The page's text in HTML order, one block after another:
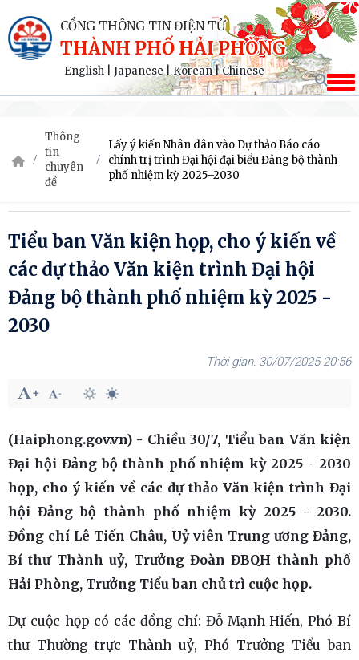
CỔNG THÔNG TIN ĐIỆN TỬ
THÀNH PHỐ HẢI PHÒNG
English Japanese|Korean|Chinese
Thông
tin
chuyên
đề
Lấy ý kiến Nhân dân vào Dự thảo Báo cáo
chính trị trình Đại hội đại biểu Đảng bộ thành
phố nhiệm kỳ 2025–2030
Tiểu ban Văn kiện họp, cho ý kiến về
các dự thảo Văn kiện trình Đại hội
Đảng bộ thành phố nhiệm kỳ 2025 -
2030
30/07/2025 20:56
(Haiphong.gov.vn) - Chiều 30/7, Tiểu ban Văn kiện
Đại hội Đảng bộ thành phố nhiệm kỳ 2025 - 2030
họp, cho ý kiến về các dự thảo Văn kiện trình Đại
hội Đảng bộ thành phố nhiệm kỳ 2025 - 2030.
Đồng chí Lê Tiến Châu, Uỷ viên Trung ương Đảng,
Bí thư Thành uỷ, Trưởng Đoàn ĐBQH thành phố
Hải Phòng, Trưởng Tiểu ban chủ trì cuộc họp.
Dự cuộc họp có các đồng chí: Đỗ Mạnh Hiến, Phó Bí
thư Thường trực Thành uỷ, Phó Trưởng Tiểu ban